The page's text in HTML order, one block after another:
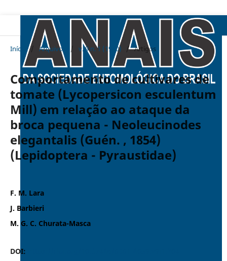
Início / Arquivos / v. 9 n. 1 (1980) / Artigos
Comportamento de cultivares de
tomate (Lycopersicon esculentum
Mill) em relação ao ataque da
broca pequena - Neoleucinodes
elegantalis (Guén. , 1854)
(Lepidoptera - Pyraustidae)
F. M. Lara
J. Barbieri
M. G. C. Churata-Masca
DOI: